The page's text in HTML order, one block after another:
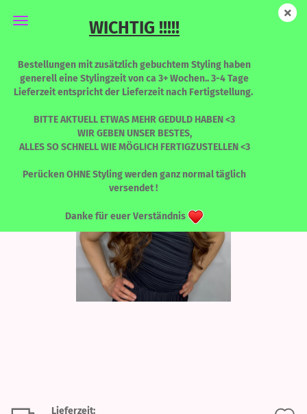
WICHTIG !!!!!
Bestellungen mit zusätzlich gebuchtem Styling haben
generell eine Stylingzeit von ca 3+ Wochen.. 3-4 Tage
Lieferzeit entspricht der Lieferzeit nach Fertigstellung.
BITTE AKTUELL ETWAS MEHR GEDULD HABEN <3
WIR GEBEN UNSER BESTES,
ALLES SO SCHNELL WIE MÖGLICH FERTIGZUSTELLEN <3
Perücken OHNE Styling werden ganz normal täglich
versendet !
Danke für euer Verständnis
Envy - Bella Italia
Lieferzeit: